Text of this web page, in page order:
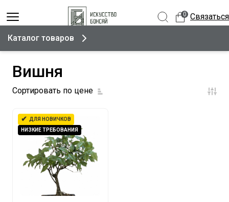
0 Связаться
Каталог товаров
Вишня
Сортировать по цене
✔ ДЛЯ НОВИЧКОВ
НИЗКИЕ ТРЕБОВАНИЯ